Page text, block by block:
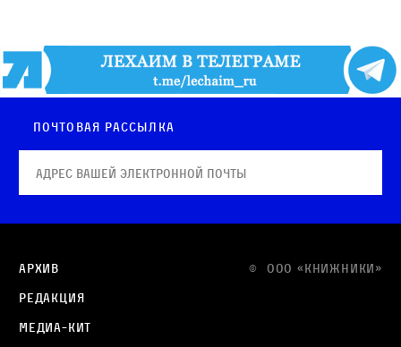
Почтовая рассылка
© OOO «КНИЖНИКИ»
Архив
Редакция
Медиа-кит